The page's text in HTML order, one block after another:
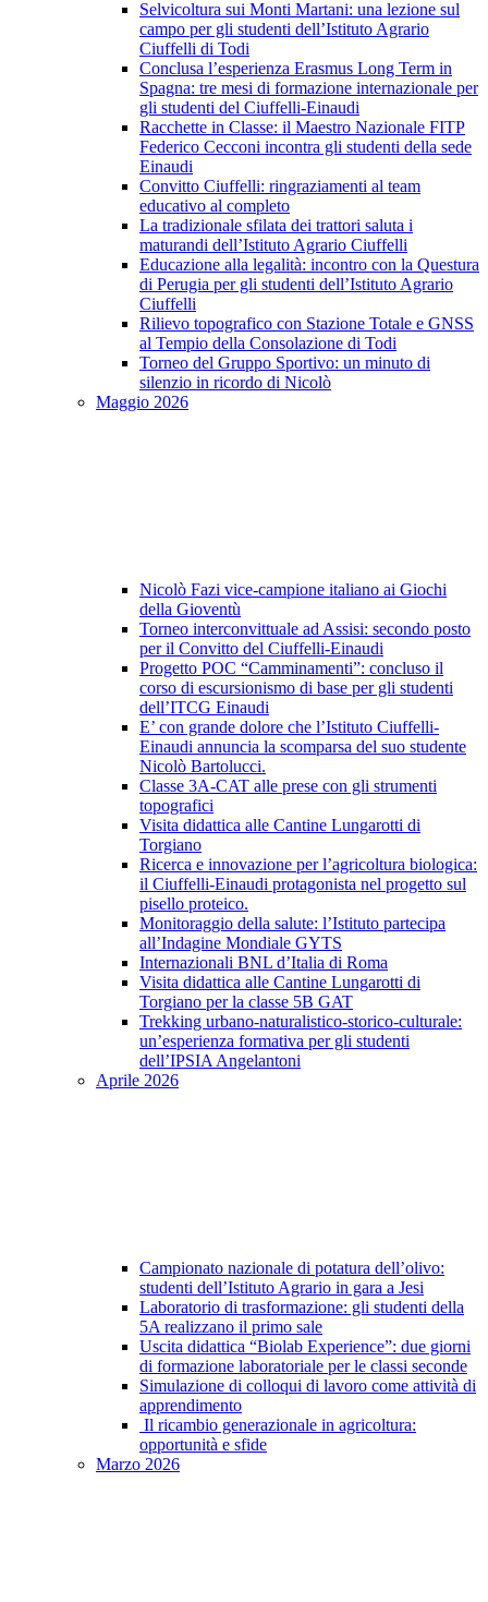
Selvicoltura sui Monti Martani: una lezione sul
campo per gli studenti dell’Istituto Agrario
Ciuffelli di Todi
Conclusa l’esperienza Erasmus Long Term in
Spagna: tre mesi di formazione internazionale per
gli studenti del Ciuffelli-Einaudi
Racchette in Classe: il Maestro Nazionale FITP
Federico Cecconi incontra gli studenti della sede
Einaudi
Convitto Ciuffelli: ringraziamenti al team
educativo al completo
La tradizionale sfilata dei trattori saluta i
maturandi dell’Istituto Agrario Ciuffelli
Educazione alla legalità: incontro con la Questura
di Perugia per gli studenti dell’Istituto Agrario
Ciuffelli
Rilievo topografico con Stazione Totale e GNSS
al Tempio della Consolazione di Todi
Torneo del Gruppo Sportivo: un minuto di
silenzio in ricordo di Nicolò
Maggio 2026
Nicolò Fazi vice-campione italiano ai Giochi
della Gioventù
Torneo interconvittuale ad Assisi: secondo posto
per il Convitto del Ciuffelli-Einaudi
Progetto POC “Camminamenti”: concluso il
corso di escursionismo di base per gli studenti
dell’ITCG Einaudi
E’ con grande dolore che l’Istituto Ciuffelli-
Einaudi annuncia la scomparsa del suo studente
Nicolò Bartolucci.
Classe 3A-CAT alle prese con gli strumenti
topografici
Visita didattica alle Cantine Lungarotti di
Torgiano
Ricerca e innovazione per l’agricoltura biologica:
il Ciuffelli-Einaudi protagonista nel progetto sul
pisello proteico.
Monitoraggio della salute: l’Istituto partecipa
all’Indagine Mondiale GYTS
Internazionali BNL d’Italia di Roma
Visita didattica alle Cantine Lungarotti di
Torgiano per la classe 5B GAT
Trekking urbano-naturalistico-storico-culturale:
un’esperienza formativa per gli studenti
dell’IPSIA Angelantoni
Aprile 2026
Campionato nazionale di potatura dell’olivo:
studenti dell’Istituto Agrario in gara a Jesi
Laboratorio di trasformazione: gli studenti della
5A realizzano il primo sale
Uscita didattica “Biolab Experience”: due giorni
di formazione laboratoriale per le classi seconde
Simulazione di colloqui di lavoro come attività di
apprendimento
Il ricambio generazionale in agricoltura:
opportunità e sfide
Marzo 2026